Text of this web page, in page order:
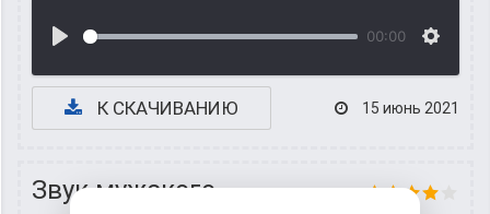
00:00
К СКАЧИВАНИЮ 15 июнь 2021
Звук мужского